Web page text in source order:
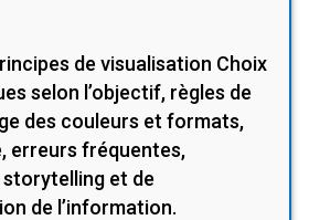
de visualisation Choix
selon l’objectif, règles de
des couleurs et formats,
erreurs fréquentes,
et de
de l’information.